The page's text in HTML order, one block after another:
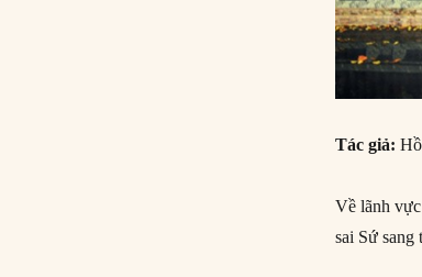
Tác giả:
Về lãnh
sai Sứ sang